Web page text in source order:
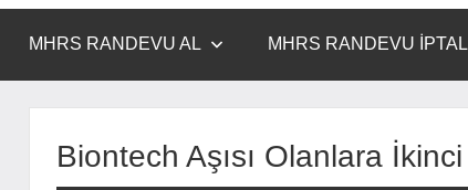
MHRS RANDEVU AL MHRS RANDEVU İPTAL
Biontech Aşısı Olanlara İkinci